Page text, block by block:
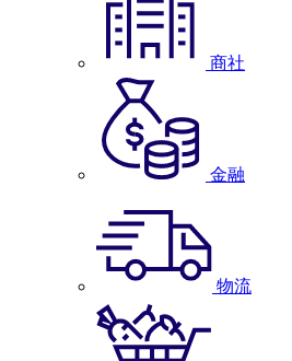
商社
金融
物流